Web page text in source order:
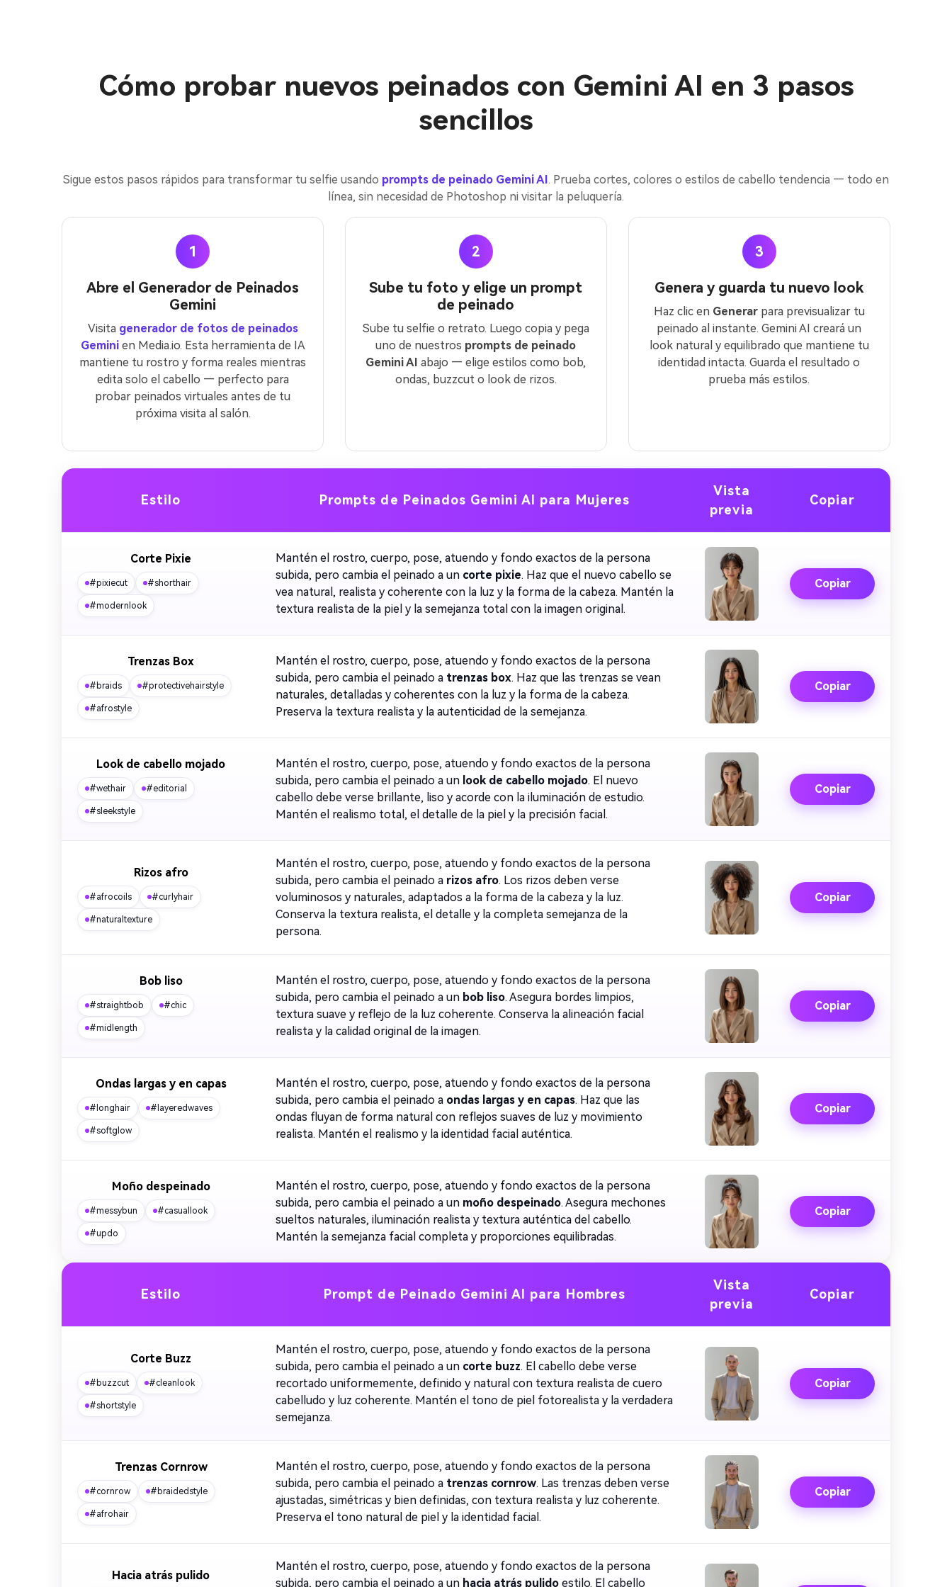
Cómo probar nuevos peinados con Gemini AI en 3 pasos
sencillos
Sigue estos pasos rápidos para transformar tu selfie usando prompts de peinado Gemini AI. Prueba cortes, colores o estilos de cabello tendencia — todo en
línea, sin necesidad de Photoshop ni visitar la peluquería.
1
Abre el Generador de Peinados
Gemini
Visita generador de fotos de peinados
Geminien Media.io. Esta herramienta de IA
mantiene tu rostro y forma reales mientras
edita solo el cabello — perfecto para
probar peinados virtuales antes de tu
próxima visita al salón.
2
Sube tu foto y elige un prompt
de peinado
Sube tu selfie o retrato. Luego copia y pega
uno de nuestros prompts de peinado
Gemini AI abajo — elige estilos como bob,
ondas, buzzcut o look de rizos.
3
Genera y guarda tu nuevo look
Haz clic en Generarpara previsualizar tu
peinado al instante. Gemini AI creará un
look natural y equilibrado que mantiene tu
identidad intacta. Guarda el resultado o
prueba más estilos.
Estilo Prompts de Peinados Gemini AI para Mujeres
Vista
previa
Copiar
Corte Pixie
#pixiecut #shorthair
#modernlook
Mantén el rostro, cuerpo, pose, atuendo y fondo exactos de la persona
subida, pero cambia el peinado a un corte pixie. Haz que el nuevo cabello se
vea natural, realista y coherente con la luz y la forma de la cabeza. Mantén la
textura realista de la piel y la semejanza total con la imagen original.
Copiar
Trenzas Box
#braids #protectivehairstyle
#afrostyle
Mantén el rostro, cuerpo, pose, atuendo y fondo exactos de la persona
subida, pero cambia el peinado a trenzas box. Haz que las trenzas se vean
naturales, detalladas y coherentes con la luz y la forma de la cabeza.
Preserva la textura realista y la autenticidad de la semejanza.
Copiar
Look de cabello mojado
#wethair #editorial
#sleekstyle
Mantén el rostro, cuerpo, pose, atuendo y fondo exactos de la persona
subida, pero cambia el peinado a un look de cabello mojado. El nuevo
cabello debe verse brillante, liso y acorde con la iluminación de estudio.
Mantén el realismo total, el detalle de la piel y la precisión facial.
Copiar
Rizos afro
#afrocoils #curlyhair
#naturaltexture
Mantén el rostro, cuerpo, pose, atuendo y fondo exactos de la persona
subida, pero cambia el peinado a rizos afro. Los rizos deben verse
voluminosos y naturales, adaptados a la forma de la cabeza y la luz.
Conserva la textura realista, el detalle y la completa semejanza de la
persona.
Copiar
Bob liso
#straightbob #chic
#midlength
Mantén el rostro, cuerpo, pose, atuendo y fondo exactos de la persona
subida, pero cambia el peinado a un bob liso. Asegura bordes limpios,
textura suave y reflejo de la luz coherente. Conserva la alineación facial
realista y la calidad original de la imagen.
Copiar
Ondas largas y en capas
#longhair #layeredwaves
#softglow
Mantén el rostro, cuerpo, pose, atuendo y fondo exactos de la persona
subida, pero cambia el peinado a ondas largas y en capas. Haz que las
ondas fluyan de forma natural con reflejos suaves de luz y movimiento
realista. Mantén el realismo y la identidad facial auténtica.
Copiar
Moño despeinado
#messybun #casuallook
#updo
Mantén el rostro, cuerpo, pose, atuendo y fondo exactos de la persona
subida, pero cambia el peinado a un moño despeinado. Asegura mechones
sueltos naturales, iluminación realista y textura auténtica del cabello.
Mantén la semejanza facial completa y proporciones equilibradas.
Copiar
Estilo Prompt de Peinado Gemini AI para Hombres
Vista
previa
Copiar
Corte Buzz
#buzzcut #cleanlook
#shortstyle
Mantén el rostro, cuerpo, pose, atuendo y fondo exactos de la persona
subida, pero cambia el peinado a un corte buzz. El cabello debe verse
recortado uniformemente, definido y natural con textura realista de cuero
cabelludo y luz coherente. Mantén el tono de piel fotorealista y la verdadera
semejanza.
Copiar
Trenzas Cornrow
#cornrow #braidedstyle
#afrohair
Mantén el rostro, cuerpo, pose, atuendo y fondo exactos de la persona
subida, pero cambia el peinado a trenzas cornrow. Las trenzas deben verse
ajustadas, simétricas y bien definidas, con textura realista y luz coherente.
Preserva el tono natural de piel y la identidad facial.
Copiar
Hacia atrás pulido
Mantén el rostro, cuerpo, pose, atuendo y fondo exactos de la persona
subida, pero cambia el peinado a un hacia atrás pulido estilo. El cabello